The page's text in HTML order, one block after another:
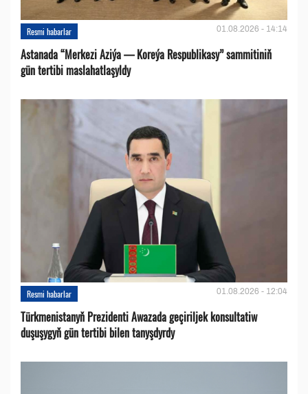
Resmi habarlar 01.08.2026 - 14:14
Astanada “Merkezi Aziýa — Koreýa Respublikasy” sammitiniň
gün tertibi maslahatlaşyldy
Resmi habarlar 01.08.2026 - 12:04
Türkmenistanyň Prezidenti Awazada geçiriljek konsultatiw
duşuşygyň gün tertibi bilen tanyşdyrdy